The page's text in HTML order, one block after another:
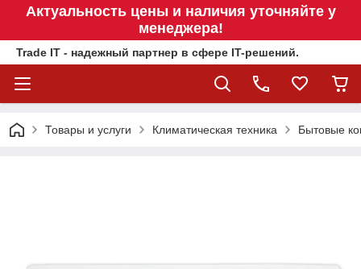
Актуальность цены и наличия уточняйте у
менеджера!
Trade IT - надежный партнер в сфере IT-решений.
Товары и услуги Климатическая техника Бытовые